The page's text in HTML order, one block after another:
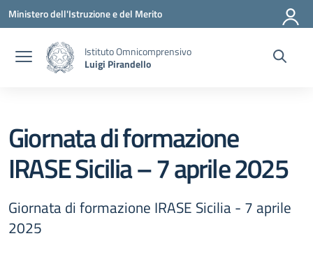
Vai ai contenuti
Vai al menu di navigazione
Vai al footer
Ministero dell'Istruzione e del Merito
Istituto Omnicomprensivo
Luigi Pirandello
Giornata di formazione
IRASE Sicilia – 7 aprile 2025
Giornata di formazione IRASE Sicilia - 7 aprile
2025